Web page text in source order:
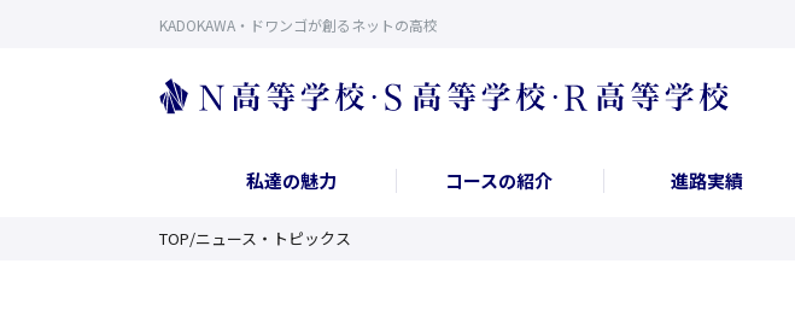
KADOKAWA・ドワンゴが創るネットの高校
私達の魅力 コースの紹介 進路実績
TOP/ニュース・トピックス